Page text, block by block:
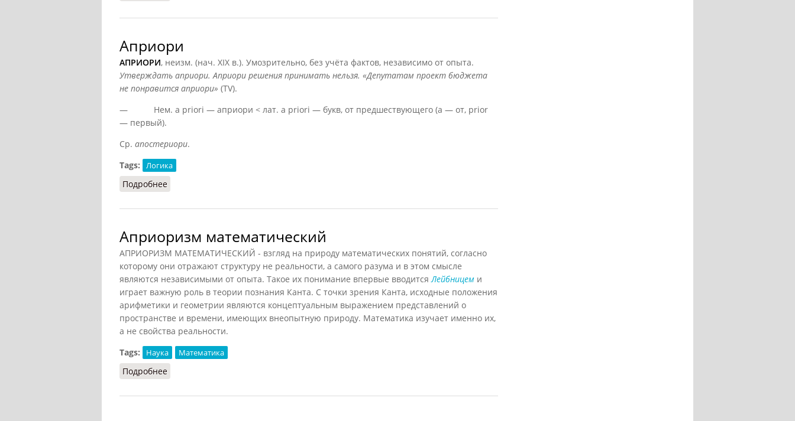
Априори
АПРИОРИ, неизм. (нач. XIX в.). Умозрительно, без учёта фактов, независимо от опыта.
Утверждать априори. Априори решения принимать нельзя. «Депутатам проект бюджета
не понравится априори» (TV).
— Нем. a priori — априори < лат. a priori — букв, от предшествующего (а — от, prior
— первый).
Ср. апостериори.
Tags:
Логика
Подробнее
Априоризм математический
АПРИОРИЗМ МАТЕМАТИЧЕСКИЙ - взгляд на природу математических понятий, согласно
которому они отражают структуру не реальности, а самого разума и в этом смысле
являются независимыми от опыта. Такое их понимание впервые вводитсяЛейбницем и
играет важную роль в теории познания Канта. С точки зрения Канта, исходные положения
арифметики и геометрии являются концептуальным выражением представлений о
пространстве и времени, имеющих внеопытную природу. Математика изучает именно их,
а не свойства реальности.
Tags:
Наука Математика
Подробнее